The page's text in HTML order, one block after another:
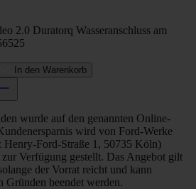
2.0 Duratorq Wasseranschluss am
In den Warenkorb
wurde auf den genannten Online-
wird von Ford-Werke
Henry-Ford-Straße 1, 50735 Köln)
Verfügung gestellt. Das Angebot gilt
der Vorrat reicht und kann
Gründen beendet werden.